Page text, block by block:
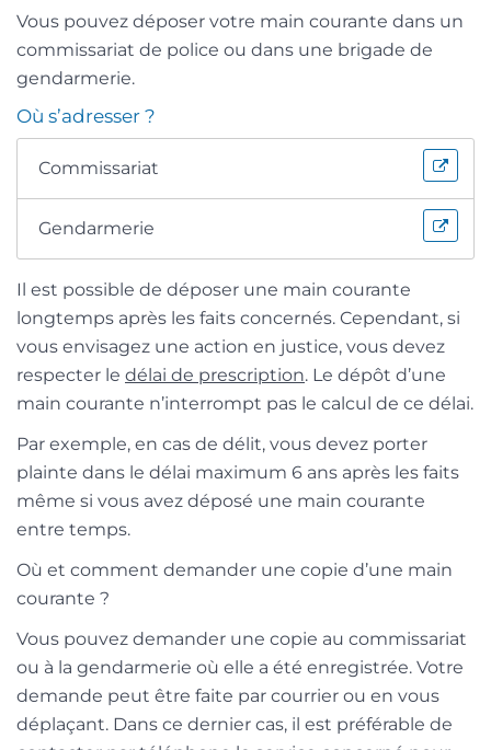
Vous pouvez déposer votre main courante dans un
commissariat de police ou dans une brigade de
gendarmerie.
Où s’adresser ?
Commissariat
Gendarmerie
Il est possible de déposer une main courante
longtemps après les faits concernés. Cependant, si
vous envisagez une action en justice, vous devez
respecter le délai de prescription. Le dépôt d’une
main courante n’interrompt pas le calcul de ce délai.
Par exemple, en cas de délit, vous devez porter
plainte dans le délai maximum 6 ans après les faits
même si vous avez déposé une main courante
entre temps.
Où et comment demander une copie d’une main
courante ?
Vous pouvez demander une copie au commissariat
ou à la gendarmerie où elle a été enregistrée. Votre
demande peut être faite par courrier ou en vous
déplaçant. Dans ce dernier cas, il est préférable de